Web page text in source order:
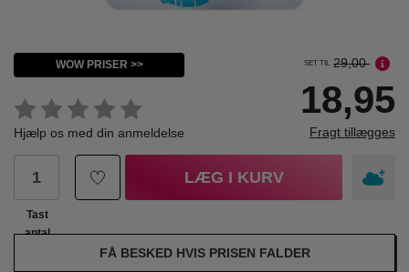
WOW PRISER >>
Hjælp os med din anmeldelse
SET TIL 29,00
18,95
Fragt tillægges
Tast
antal
LÆG I KURV
FÅ BESKED HVIS PRISEN FALDER